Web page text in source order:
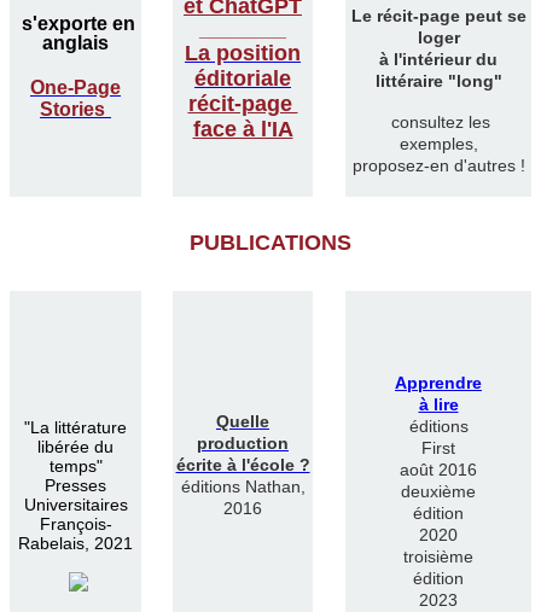
s'exporte en
anglais
One-Page
Stories
et ChatGPT
La position
éditoriale
récit-page
face à l'IA
Le récit-page peut se
loger
à l'intérieur du
littéraire "long"
consultez les
exemples,
proposez-en d'autres !
PUBLICATIONS
"La littérature
libérée du
temps"
Presses
Universitaires
François-
Rabelais, 2021
Quelle
production
écrite à l'école ?
éditions Nathan,
2016
Apprendre
à lire
éditions
First
août 2016
deuxième
édition
2020
troisième
édition
2023